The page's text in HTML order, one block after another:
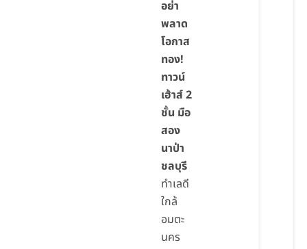
อย่า
พลาด
โอกาส
ทอง!
ทาวน์
เฮ้าส์ 2
ชั้น มือ
สอง
นาป่า
ชลบุรี
ทำเลดี
ใกล้
อมตะ
นคร